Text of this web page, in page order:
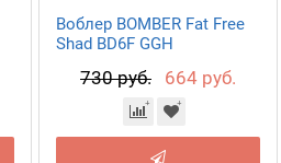
Воблер BOMBER Fat Free
Shad BD6F GGH
730 руб. 664 руб.